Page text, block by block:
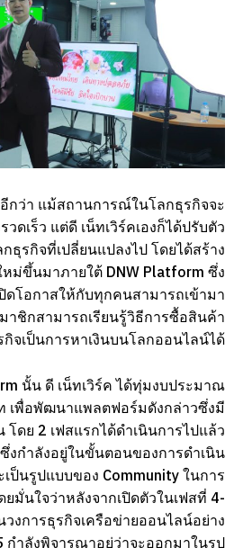
กว่า แม้สถานการณ์ในโลกธุรกิจจะ
วดเร็ว แต่ดี เน็ทเวิร์คเองก็ได้ปรับตัว
ธุรกิจที่เปลี่ยนแปลงไป โดยได้สร้าง
ม่ขึ้นมาภายใต้ DNW Platform ซึ่ง
ดโอกาสให้กับทุกคนสามารถเข้ามา
ชิกสามารถเรียนรู้วิธีการซื้อสินค้า
จเป็นการหาเงินบนโลกออนไลน์ได้
นั้น ดี เน็ทเวิร์ค ได้ทุ่มงบประมาณ
เพื่อพัฒนาแพลตฟอร์มดังกล่าวซึ่งมี
ดย 2 เฟสแรกได้ดำเนินการไปแล้ว
กำลังอยู่ในขั้นตอนของการดำเนิน
ป็นรูปแบบของ Community ในการ
มั่นใจว่าหลังจากเปิดตัวในเฟสที่ 4-
งการธุรกิจเครือข่ายออนไลน์อย่าง
กำลังพิจารณาอยู่ว่าจะออกมาในรูป